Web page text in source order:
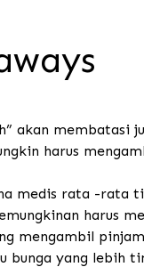
akan membatasi
harus
medis rata -rata
harus
mengambil
bunga yang lebih